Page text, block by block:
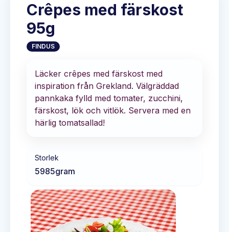
Crêpes med färskost
95g
FINDUS
Läcker crêpes med färskost med
inspiration från Grekland. Välgräddad
pannkaka fylld med tomater, zucchini,
färskost, lök och vitlök. Servera med en
härlig tomatsallad!
Storlek
5985gram